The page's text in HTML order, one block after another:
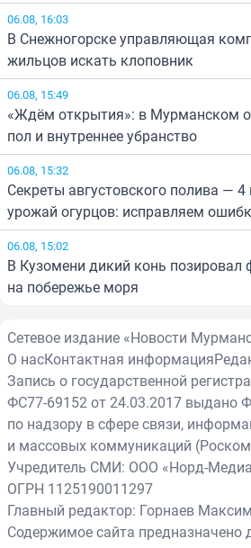
06.08, 16:03
В Снежногорске управляющая
жильцов искать клоповник
06.08, 15:49
«Ждём открытия»: в Мурманском
пол и внутреннее убранство
06.08, 15:32
Секреты августовского полива —
урожай огурцов: исправляем
06.08, 15:02
В Кузомени дикий конь позировал
на побережье моря
Сетевое издание «Новости
О насКонтактная информация
Запись о государственной
ФС77-69152 от 24.03.2017 выдано
по надзору в сфере связи,
и массовых коммуникаций
Учредитель СМИ: ООО «Норд-
ОГРН 1125190011297
Главный редактор: Горнаев
Содержимое сайта предназначено